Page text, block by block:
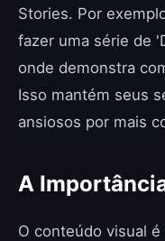
Stories. Por
fazer uma série de
onde demonstra
Isso mantém seus
ansiosos por mais
A
O conteúdo visual